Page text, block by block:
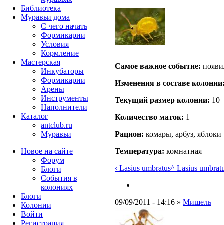
Самое важное событие:
Изменения в составе
Текущий размер кoлонии: 10
Количество маток: 1
Рацион: комары, арбуз, яблоки
Температура: комнатная
‹ Lasius umbratus^ Lasius
09/09/2011 - 14:16 » Мишель
Библиотека
Муравьи дома
С чего начать
Формикарии
Условия
Кормление
Мастерская
Инкубаторы
Формикарии
Арены
Инструменты
Наполнители
Каталог
antclub.ru
Муравьи
Новое на сайте
Форум
Блоги
События в
колониях
Блоги
Колонии
Войти
Peгиcтpaция